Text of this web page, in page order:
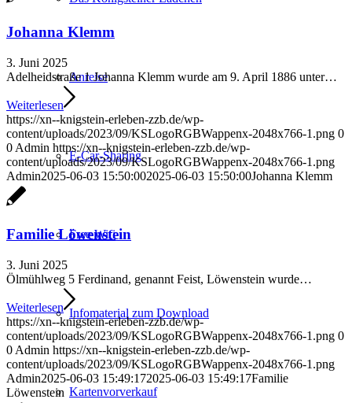
Anreise
E-Car-Sharing
Free Wifi
Infomaterial zum Download
Kartenvorverkauf
Johanna Klemm
3. Juni 2025
Adelheidstraße 1 Johanna Klemm wurde am 9. April 1886 unter…
Weiterlesen
https://xn--knigstein-erleben-zzb.de/wp-
content/uploads/2023/09/KSLogoRGBWappenx-2048x766-1.png 0
0 Admin https://xn--knigstein-erleben-zzb.de/wp-
content/uploads/2023/09/KSLogoRGBWappenx-2048x766-1.png
Admin2025-06-03 15:50:002025-06-03 15:50:00Johanna Klemm
Familie Löwenstein
3. Juni 2025
Ölmühlweg 5 Ferdinand, genannt Feist, Löwenstein wurde…
Weiterlesen
https://xn--knigstein-erleben-zzb.de/wp-
content/uploads/2023/09/KSLogoRGBWappenx-2048x766-1.png 0
0 Admin https://xn--knigstein-erleben-zzb.de/wp-
content/uploads/2023/09/KSLogoRGBWappenx-2048x766-1.png
Admin2025-06-03 15:49:172025-06-03 15:49:17Familie
Löwenstein